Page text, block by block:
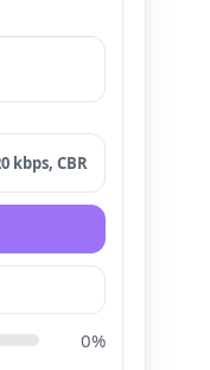
kbps, CBR
0%